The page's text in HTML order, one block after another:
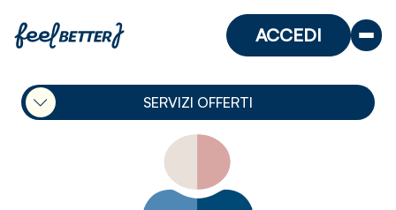
ACCEDI
SERVIZI OFFERTI